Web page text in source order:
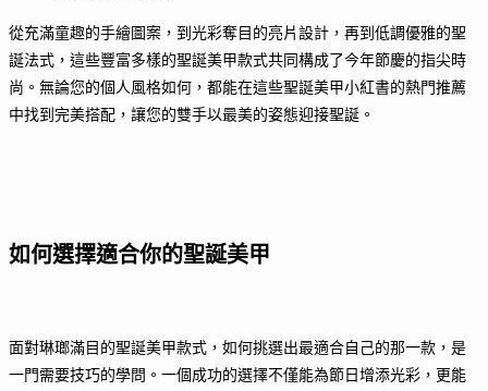
從充滿童趣的手繪圖案，到光彩奪目的亮片設計，再到低調優雅的聖
誕法式，這些豐富多樣的聖誕美甲款式共同構成了今年節慶的指尖時
尚。無論您的個人風格如何，都能在這些聖誕美甲小紅書的熱門推薦
中找到完美搭配，讓您的雙手以最美的姿態迎接聖誕。
如何選擇適合你的聖誕美甲
面對琳瑯滿目的聖誕美甲款式，如何挑選出最適合自己的那一款，是
一門需要技巧的學問。一個成功的選擇不僅能為節日增添光彩，更能